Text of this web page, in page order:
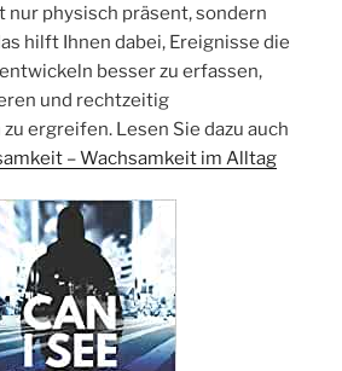
nur physisch präsent, sondern
hilft Ihnen dabei, Ereignisse die
besser zu erfassen,
und rechtzeitig
ergreifen. Lesen Sie dazu auch
– Wachsamkeit im Alltag